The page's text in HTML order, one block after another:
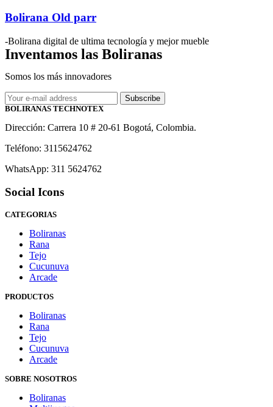
Bolirana Old parr
-Bolirana digital de ultima tecnología y mejor mueble
Inventamos las Boliranas
Somos los más innovadores
Subscribe
BOLIRANAS TECHNOTEX
Dirección: Carrera 10 # 20-61 Bogotá, Colombia.
Teléfono: 3115624762
WhatsApp: 311 5624762
Social Icons
CATEGORIAS
Boliranas
Rana
Tejo
Cucunuva
Arcade
PRODUCTOS
Boliranas
Rana
Tejo
Cucunuva
Arcade
SOBRE NOSOTROS
Boliranas